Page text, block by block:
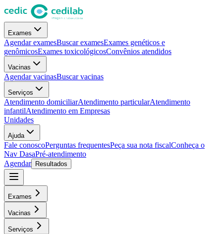
Exames
Agendar examesBuscar examesExames genéticos e
genômicosExames toxicológicosConvênios atendidos
Vacinas
Agendar vacinasBuscar vacinas
Serviços
Atendimento domiciliarAtendimento particularAtendimento
infantilAtendimento em Empresas
Unidades
Ajuda
Fale conoscoPerguntas frequentesPeça sua nota fiscalConheça o
Nav DasaPré-atendimento
Agendar
Resultados
Exames
Vacinas
Serviços